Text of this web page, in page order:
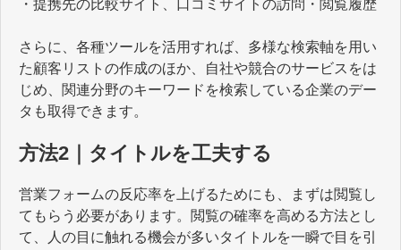
・提携先の比較サイト、口コミサイトの訪問・閲覧履歴
さらに、各種ツールを活用すれば、多様な検索軸を用い
た顧客リストの作成のほか、自社や競合のサービスをは
じめ、関連分野のキーワードを検索している企業のデー
タも取得できます。
方法2｜タイトルを工夫する
営業フォームの反応率を上げるためにも、まずは閲覧し
てもらう必要があります。閲覧の確率を高める方法とし
て、人の目に触れる機会が多いタイトルを一瞬で目を引